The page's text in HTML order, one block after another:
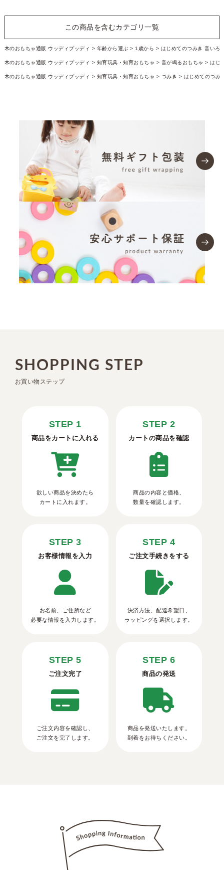
この商品を含むカテゴリ一覧
木のおもちゃ通販 ウッディプッディ 年齢から選ぶ 1歳から はじめてのつみき 音いろ
木のおもちゃ通販 ウッディプッディ 知育玩具・知育おもちゃ 音が鳴るおもちゃ はじ
木のおもちゃ通販 ウッディプッディ 知育玩具・知育おもちゃ つみき はじめてのつみ
SHOPPING STEP
お買い物ステップ
STEP 1
商品をカートに入れる
欲しい商品を決めたら
カートに入れます。
STEP 2
カートの商品を確認
商品の内容と価格、
数量を確認します。
STEP 3
お客様情報を入力
お名前、ご住所など
必要な情報を入力します。
STEP 4
ご注文手続きをする
決済方法、配達希望日、
ラッピングを選択します。
STEP 5
ご注文完了
ご注文内容を確認し、
ご注文を完了します。
STEP 6
商品の発送
商品を発送いたします。
到着をお待ちください。